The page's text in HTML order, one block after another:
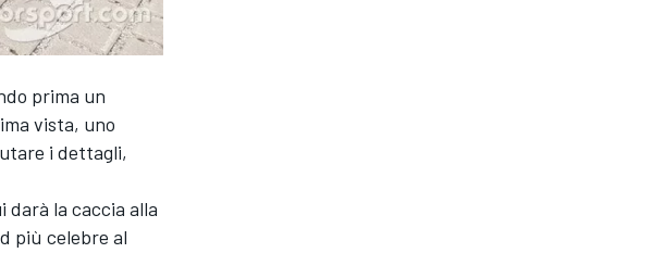
prima un
vista, uno
i dettagli,
darà la caccia alla
più celebre al